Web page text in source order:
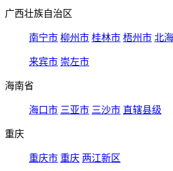
广西壮族自治区
南宁市 柳州市 桂林市 梧州市 北
来宾市 崇左市
海南省
海口市 三亚市 三沙市 直辖县级
重庆
重庆市 重庆 两江新区